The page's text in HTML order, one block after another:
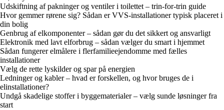
Udskiftning af pakninger og ventiler i toilettet – trin-for-trin guide
Hvor gemmer rørene sig? Sådan er VVS-installationer typisk placeret i
din bolig
Genbrug af elkomponenter – sådan gør du det sikkert og ansvarligt
Elektronik med lavt elforbrug – sådan vælger du smart i hjemmet
Sådan fungerer elmålere i flerfamilieejendomme med fælles
installationer
Vælg de rette lyskilder og spar på energien
Ledninger og kabler – hvad er forskellen, og hvor bruges de i
elinstallationer?
Undgå skadelige stoffer i byggematerialer – vælg sunde løsninger fra
start